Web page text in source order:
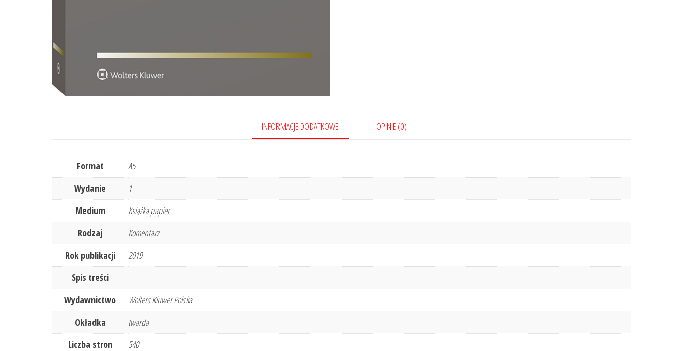
INFORMACJE DODATKOWE OPINIE (0)
Format
A5
Wydanie
1
Medium
Książka papier
Rodzaj
Komentarz
Rok publikacji
2019
Spis treści
Wydawnictwo
Wolters Kluwer Polska
Okładka
twarda
Liczba stron
540